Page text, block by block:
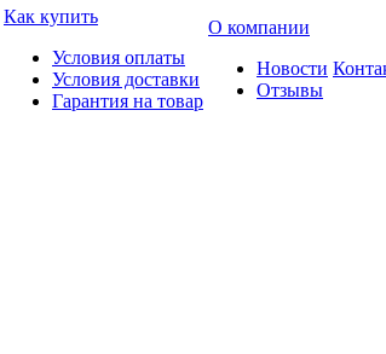
Как купить
Условия оплаты
Условия доставки
Гарантия на товар
О компании
Новости
Отзывы